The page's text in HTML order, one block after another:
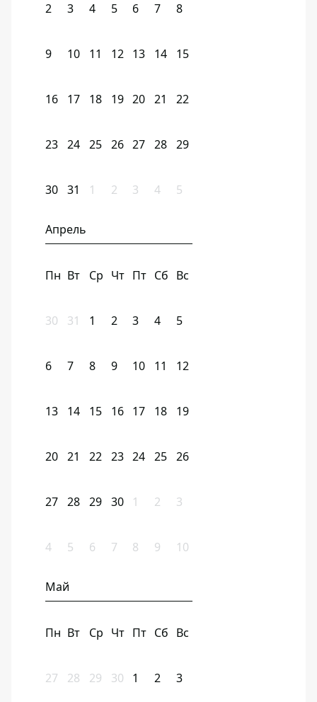
2 3 4 5 6 7 8
9 10 11 12 13 14 15
16 17 18 19 20 21 22
23 24 25 26 27 28 29
30 31 1 2 3 4 5
Апрель
Пн Вт Ср Чт Пт Сб Вс
30 31 1 2 3 4 5
6 7 8 9 10 11 12
13 14 15 16 17 18 19
20 21 22 23 24 25 26
27 28 29 30 1 2 3
4 5 6 7 8 9 10
Май
Пн Вт Ср Чт Пт Сб Вс
27 28 29 30 1 2 3